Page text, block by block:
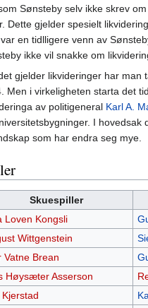
Sønsteby selv ikke skrev
Dette gjelder spesielt
en tidlligere venn av
ikke vil snakke om
gjelder likvideringer har man
Men i virkeligheten starta det
av politigeneral Karl A.
I
som har endra seg mye.
Skuespiller
Loven Kongsli
Wittgenstein
Vatne Brean
Høysæter Asserson
Kjerstad